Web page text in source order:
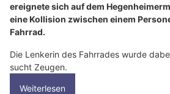
ereignete sich auf dem
eine Kollision zwischen einem
Fahrrad.
Die Lenkerin des Fahrrades wurde
sucht Zeugen.
Weiterlesen